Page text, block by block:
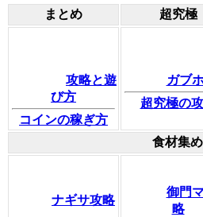
まとめ 超究極
攻略と遊
び方
コインの稼ぎ方
ガブ
超究極の
食材集め
ナギサ攻略
御門
略